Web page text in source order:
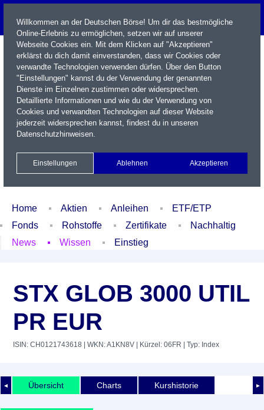
Name / WKN / ISIN / Kürzel
Xetra Realtime
Watchlist Portfolio Login
Home Aktien Anleihen
ETF/ETP
Fonds
Rohstoffe Zertifikate
Nachhaltig
News
Wissen Einstieg
STX GLOB 3000 UTIL
PR EUR
ISIN: CH0121743618 | WKN: A1KN8V | Kürzel: 06FR | Typ: Index
◄ ►
Übersicht Charts Kurshistorie
Willkommen an der Deutschen Börse! Um dir das bestmögliche
Online-Erlebnis zu ermöglichen, setzen wir auf unserer
Webseite Cookies ein. Mit dem Klicken auf "Akzeptieren"
erklärst du dich damit einverstanden, dass wir Cookies oder
verwandte Technologien verwenden dürfen. Über den Button
"Einstellungen" kannst du der Verwendung der genannten
Dienste im Einzelnen zustimmen oder widersprechen.
Detaillierte Informationen und wie du der Verwendung von
Cookies und verwandten Technologien auf dieser Website
jederzeit widersprechen kannst, findest du in unseren
Datenschutzhinweisen.
Einstellungen Ablehnen Akzeptieren